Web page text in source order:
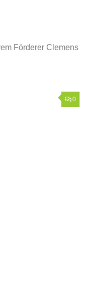
Förderer Clemens
0